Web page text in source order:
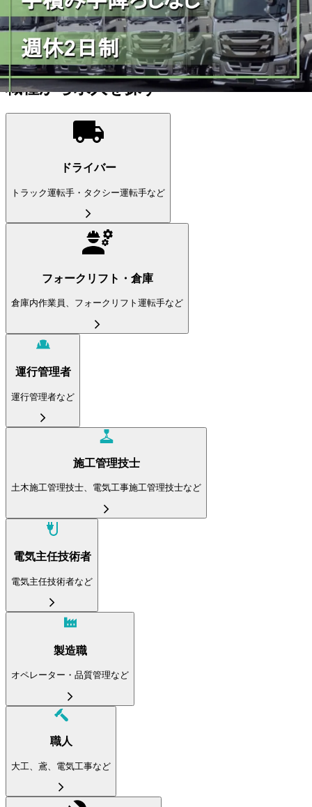
こだわり条件を追加する この条件で更に絞り込む
ドライバー
(22,209件）
職種から求人を探す
ドライバー
トラック運転手・タクシー運転手など
フォークリフト・倉庫
倉庫内作業員、フォークリフト運転手など
運行管理者
運行管理者など
施工管理技士
土木施工管理技士、電気工事施工管理技士など
電気主任技術者
電気主任技術者など
製造職
オペレーター・品質管理など
職人
大工、鳶、電気工事など